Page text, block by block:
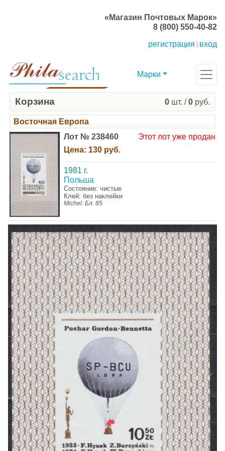
«Магазин Почтовых Марок»
8 (800) 550-40-82
регистрация
вход
Марки
Корзина 0 шт. /0 руб.
Восточная Европа
Лот № 238460
Цена: 130 руб.
Этот лот уже продан
1981 г.
Польша
Состояние: чистые
Клей: без наклейки
Michel: Бл. 85